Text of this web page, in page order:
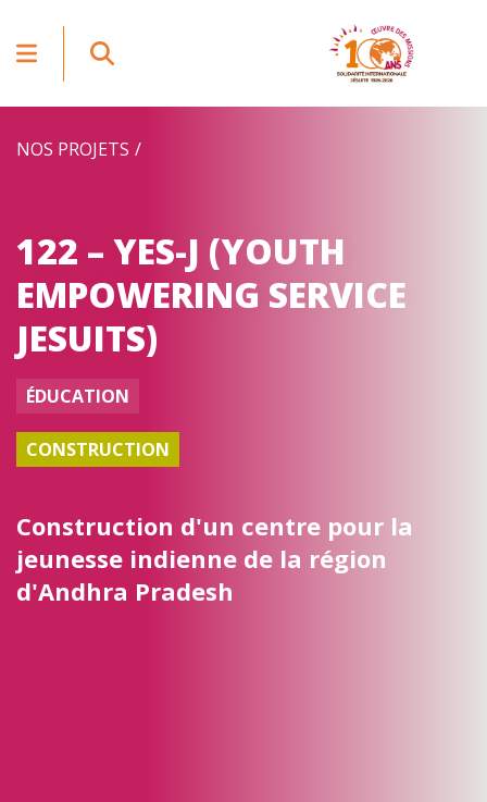
NOS PROJETS
122 – YES-J (YOUTH
EMPOWERING SERVICE
JESUITS)
ÉDUCATION
CONSTRUCTION
Construction d'un centre pour la
jeunesse indienne de la région
d'Andhra Pradesh